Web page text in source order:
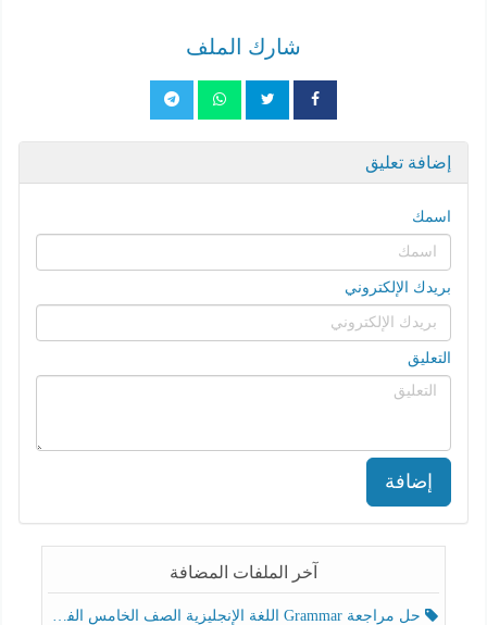
شارك الملف
إضافة تعليق
اسمك
بريدك الإلكتروني
التعليق
إضافة
آخر الملفات المضافة
حل مراجعة Grammar اللغة الإنجليزية الصف الخامس الفصل الثالث